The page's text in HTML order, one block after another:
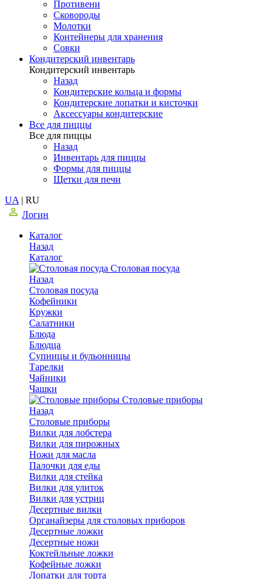
Противени
Сковороды
Молотки
Контейнеры для хранения
Совки
Кондитерский инвентарь
Кондитерский инвентарь
Назад
Кондитерские кольца и формы
Кондитерские лопатки и кисточки
Аксессуары кондитерские
Все для пиццы
Все для пиццы
Назад
Инвентарь для пиццы
Формы для пиццы
Щетки для печи
UA | RU
Логин
Каталог
Назад
Каталог
Столовая посуда
Назад
Столовая посуда
Кофейники
Кружки
Салатники
Блюда
Блюдца
Супницы и бульонницы
Тарелки
Чайники
Чашки
Cтоловые приборы
Назад
Cтоловые приборы
Вилки для лобстера
Вилки для пирожных
Ножи для масла
Палочки для еды
Вилки для стейка
Вилки для улиток
Вилки для устриц
Десертные вилки
Органайзеры для столовых приборов
Десертные ложки
Десертные ножи
Коктейльные ложки
Кофейные ложки
Лопатки для торта